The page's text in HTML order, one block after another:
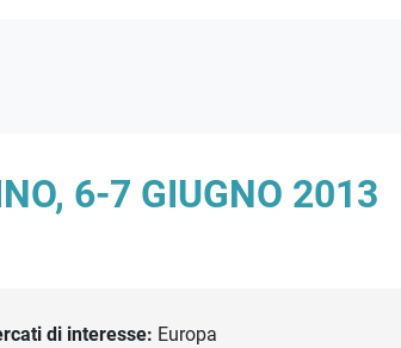
6-7 GIUGNO 2013
di interesse: Europa